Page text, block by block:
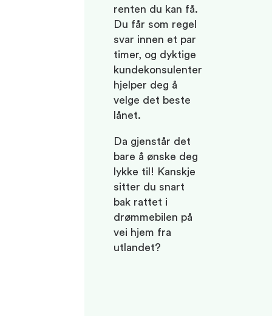
renten du kan få.
Du får som regel
svar innen et par
timer, og dyktige
kundekonsulenter
hjelper deg å
velge det beste
lånet.
Da gjenstår det
bare å ønske deg
lykke til! Kanskje
sitter du snart
bak rattet i
drømmebilen på
vei hjem fra
utlandet?